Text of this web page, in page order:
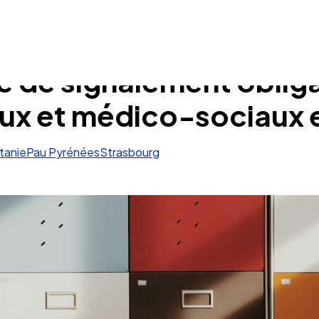
Pau PyrénéesStrasbourg
de signalement
et médico-sociaux